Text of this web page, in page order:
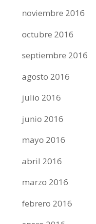
noviembre 2016
octubre 2016
septiembre 2016
agosto 2016
julio 2016
junio 2016
mayo 2016
abril 2016
marzo 2016
febrero 2016